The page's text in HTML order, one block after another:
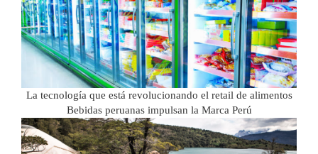
La tecnología que está revolucionando el retail de alimentos
Bebidas peruanas impulsan la Marca Perú